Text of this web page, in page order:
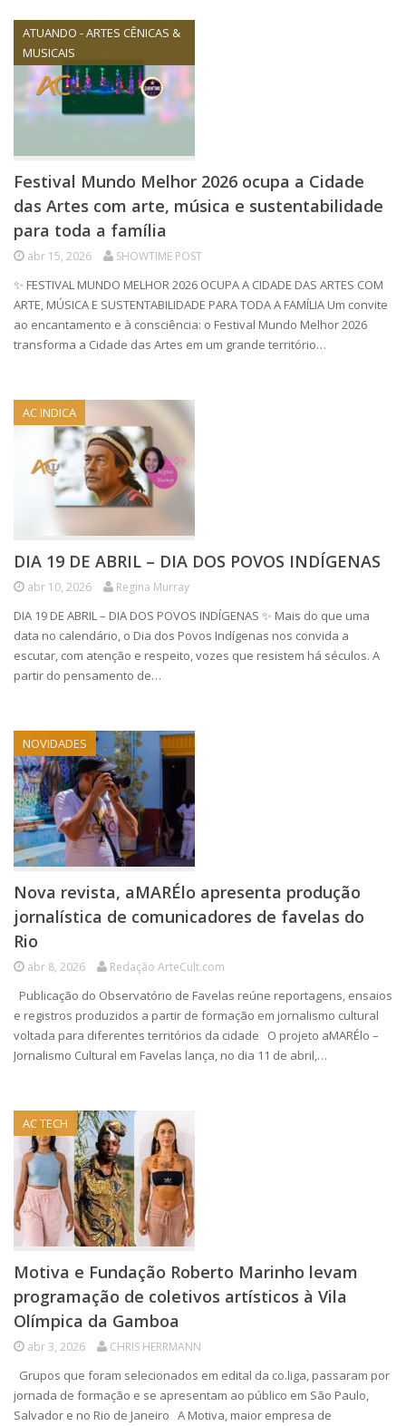
ATUANDO - ARTES CÊNICAS &
MUSICAIS
Festival Mundo Melhor 2026 ocupa a Cidade
das Artes com arte, música e sustentabilidade
para toda a família
abr 15, 2026 SHOWTIME POST
✨ FESTIVAL MUNDO MELHOR 2026 OCUPA A CIDADE DAS ARTES COM
ARTE, MÚSICA E SUSTENTABILIDADE PARA TODA A FAMÍLIA Um convite
ao encantamento e à consciência: o Festival Mundo Melhor 2026
transforma a Cidade das Artes em um grande território…
AC INDICA
DIA 19 DE ABRIL – DIA DOS POVOS INDÍGENAS
abr 10, 2026 Regina Murray
DIA 19 DE ABRIL – DIA DOS POVOS INDÍGENAS ✨ Mais do que uma
data no calendário, o Dia dos Povos Indígenas nos convida a
escutar, com atenção e respeito, vozes que resistem há séculos. A
partir do pensamento de…
NOVIDADES
Nova revista, aMARÉlo apresenta produção
jornalística de comunicadores de favelas do
Rio
abr 8, 2026 Redação ArteCult.com
Publicação do Observatório de Favelas reúne reportagens, ensaios
e registros produzidos a partir de formação em jornalismo cultural
voltada para diferentes territórios da cidade O projeto aMARÉlo –
Jornalismo Cultural em Favelas lança, no dia 11 de abril,…
AC TECH
Motiva e Fundação Roberto Marinho levam
programação de coletivos artísticos à Vila
Olímpica da Gamboa
abr 3, 2026 CHRIS HERRMANN
Grupos que foram selecionados em edital da co.liga, passaram por
jornada de formação e se apresentam ao público em São Paulo,
Salvador e no Rio de Janeiro A Motiva, maior empresa de